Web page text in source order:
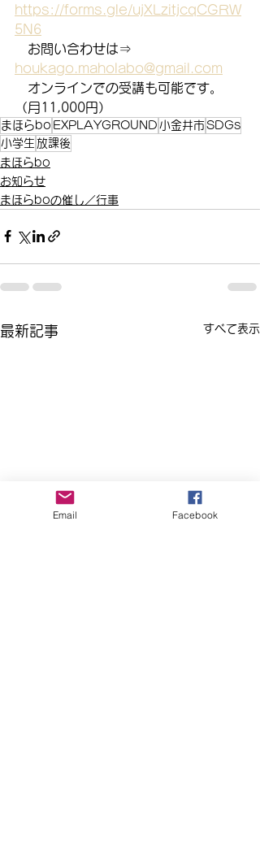
https://forms.gle/ujXLzitjcqCGRW
5N6
お問い合わせは⇒
houkago.maholabo@gmail.com
オンラインでの受講も可能です。
（月11,000円）
まほらbo EXPLAYGROUND 小金井市 SDGs
小学生 放課後
まほらbo
お知らせ
まほらboの催し／行事
最新記事 すべて表示
Email Facebook